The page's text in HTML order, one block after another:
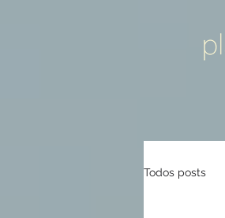
Todos posts